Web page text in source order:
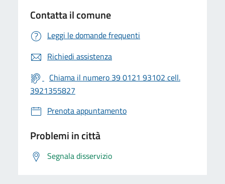
Contatta il comune
Leggi le domande frequenti
Richiedi assistenza
Chiama il numero 39 0121 93102 cell.
3921355827
Prenota appuntamento
Problemi in città
Segnala disservizio